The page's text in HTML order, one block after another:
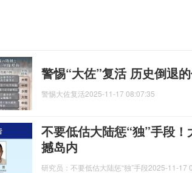
警惕“大佐”复活 历史倒退
警惕大佐复活2025-11-17 08:07:35
不要低估大陆惩“独”手段
撼岛内
研究员：不要低估大陆惩“独”手段2025-11-17